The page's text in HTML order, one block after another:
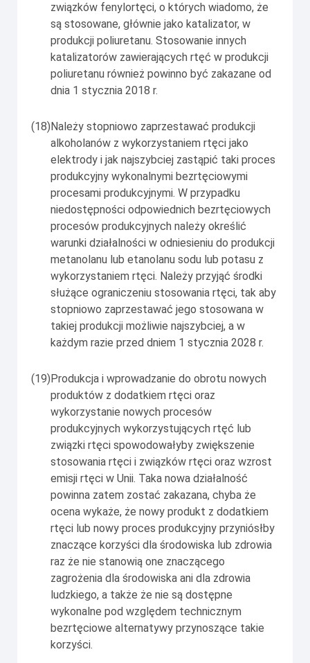
związków fenylortęci, o których wiadomo, że
są stosowane, głównie jako katalizator, w
produkcji poliuretanu. Stosowanie innych
katalizatorów zawierających rtęć w produkcji
poliuretanu również powinno być zakazane od
dnia 1 stycznia 2018 r.
(18) Należy stopniowo zaprzestawać produkcji
alkoholanów z wykorzystaniem rtęci jako
elektrody i jak najszybciej zastąpić taki proces
produkcyjny wykonalnymi bezrtęciowymi
procesami produkcyjnymi. W przypadku
niedostępności odpowiednich bezrtęciowych
procesów produkcyjnych należy określić
warunki działalności w odniesieniu do produkcji
metanolanu lub etanolanu sodu lub potasu z
wykorzystaniem rtęci. Należy przyjąć środki
służące ograniczeniu stosowania rtęci, tak aby
stopniowo zaprzestawać jego stosowana w
takiej produkcji możliwie najszybciej, a w
każdym razie przed dniem 1 stycznia 2028 r.
(19) Produkcja i wprowadzanie do obrotu nowych
produktów z dodatkiem rtęci oraz
wykorzystanie nowych procesów
produkcyjnych wykorzystujących rtęć lub
związki rtęci spowodowałyby zwiększenie
stosowania rtęci i związków rtęci oraz wzrost
emisji rtęci w Unii. Taka nowa działalność
powinna zatem zostać zakazana, chyba że
ocena wykaże, że nowy produkt z dodatkiem
rtęci lub nowy proces produkcyjny przyniósłby
znaczące korzyści dla środowiska lub zdrowia
raz że nie stanowią one znaczącego
zagrożenia dla środowiska ani dla zdrowia
ludzkiego, a także że nie są dostępne
wykonalne pod względem technicznym
bezrtęciowe alternatywy przynoszące takie
korzyści.